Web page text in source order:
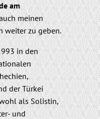
am
meinen
weiter zu geben.
in den
der Türkei
alsSolistin,
und